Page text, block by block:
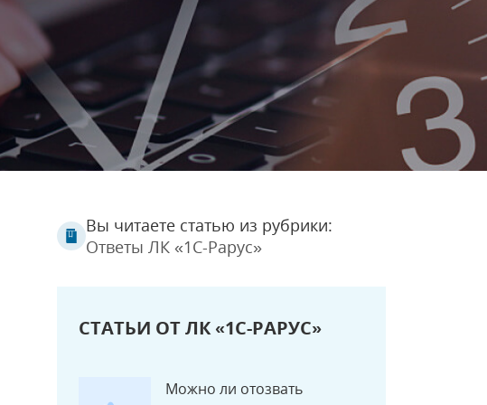
Вы читаете статью из рубрики:
Ответы ЛК «1С-Рарус»
СТАТЬИ ОТ ЛК «1С-РАРУС»
Можно ли отозвать